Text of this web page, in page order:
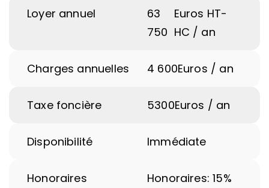
Loyer annuel
63
750
Euros HT-
HC / an
Charges annuelles 4 600Euros / an
Taxe foncière 5300Euros / an
Disponibilité Immédiate
Honoraires
Honoraires: 15%